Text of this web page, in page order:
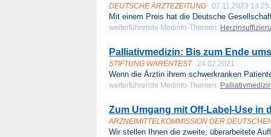
DEUTSCHE ÄRZTEZEITUNG 07.11.2023
Mit einem Preis hat die Deutsche
weiterführende Medinfo-Themen:
Palliativmedizin: Bis zum Ende
STIFTUNG WARENTEST 24.02.2021
Wenn die Ärztin ihrem schwerkranken
weiterführende Medinfo-Themen:
Zum Umgang mit Off-Label-Use in
ARZNEIMITTELKOMMISSION DER
Wir stellen Ihnen die zweite, überarbeitete